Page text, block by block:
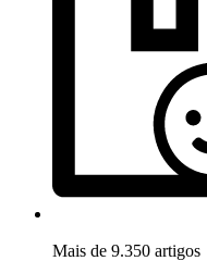
Mais de 9.350 artigos